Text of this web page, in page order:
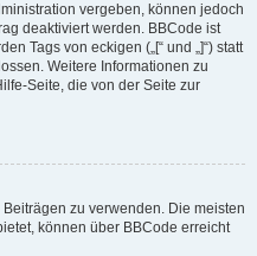
vergeben, können jedoch
deaktiviert werden. BBCode ist
Tags von eckigen („[“ und „]“) statt
Weitere Informationen zu
Seite, die von der Seite zur
zu verwenden. Die meisten
können über BBCode erreicht